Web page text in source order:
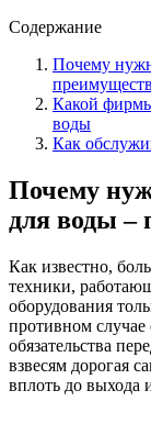
Содержание
Почему
Какой
воды
Как
Почему
для воды –
Как известно,
техники,
оборудования
противном
обязательства
взвесям дорогая
вплоть до выхода